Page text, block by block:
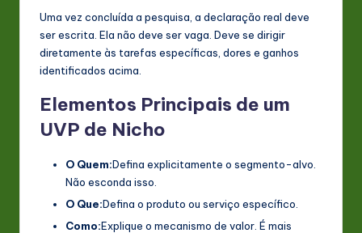
Uma vez concluída a pesquisa, a declaração real deve
ser escrita. Ela não deve ser vaga. Deve se dirigir
diretamente às tarefas específicas, dores e ganhos
identificados acima.
Elementos Principais de um
UVP de Nicho
O Quem:Defina explicitamente o segmento-alvo.
Não esconda isso.
O Que:Defina o produto ou serviço específico.
Como:Explique o mecanismo de valor. É mais